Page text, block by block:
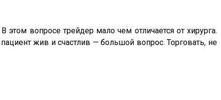
вопросе трейдер мало чем отличается от хирурга.
жив и счастлив — большой вопрос. Торговать, не